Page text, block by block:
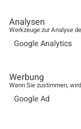
da
Analysen
Werkzeuge zur Analyse
Google Analytics
Werbung
Wenn Sie zustimmen,
Google Ad